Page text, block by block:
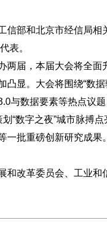
部和北京市经信局相
表。
届，本届大会将全面
显。大会将围绕“数
与数据要素等热点议
“数字之夜”城市脉搏
批重磅创新研究成果。
改革委员会、工业和